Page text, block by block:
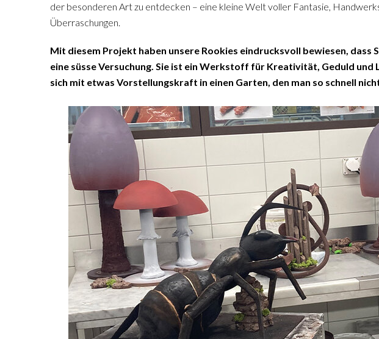
der besonderen Art zu entdecken – eine kleine Welt voller Fantasie,
Überraschungen.
Mit diesem Projekt haben unsere Rookies eindrucksvoll bewiesen, dass
eine süsse Versuchung. Sie ist ein Werkstoff für Kreativität, Geduld
sich mit etwas Vorstellungskraft in einen Garten, den man so schnell